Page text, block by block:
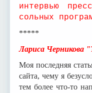
интервью
сольных
*****
Лариса Черникова
Моя последняя
сайта, чему я
тем более что-то